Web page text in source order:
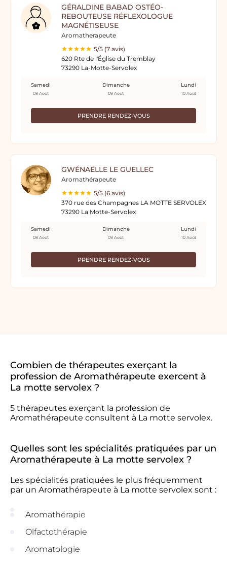
GÉRALDINE BABAD OSTÉO-
REBOUTEUSE RÉFLEXOLOGUE
MAGNÉTISEUSE
Aromatherapeute
5/5 (7 avis)
620 Rte de l'Église du Tremblay
73290 La-Motte-Servolex
PRENDRE RENDEZ-VOUS
Samedi
08 Août
Dimanche
09 Août
Lundi
10 Août
GWÉNAËLLE LE GUELLEC
Aromathérapeute
5/5 (6 avis)
370 rue des Champagnes LA MOTTE SERVOLEX
73290 La Motte-Servolex
PRENDRE RENDEZ-VOUS
Samedi
08 Août
Dimanche
09 Août
Lundi
10 Août
Combien de thérapeutes exerçant la
profession de Aromathérapeute exercent à
La motte servolex ?
5 thérapeutes exerçant la profession de
Aromathérapeute consultent à La motte servolex.
Quelles sont les spécialités pratiquées par un
Aromathérapeute à La motte servolex ?
Les spécialités pratiquées le plus fréquemment
par un Aromathérapeute à La motte servolex sont :
Aromathérapie
Olfactothérapie
Aromatologie